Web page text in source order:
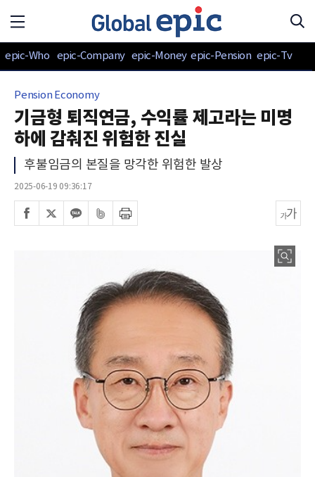
epic-Who epic-Company epic-Money epic-Pension epic-Tv
Pension Economy
기금형 퇴직연금, 수익률 제고라는 미명
하에 감춰진 위험한 진실
후불임금의 본질을 망각한 위험한 발상
2025-06-19 09:36:17